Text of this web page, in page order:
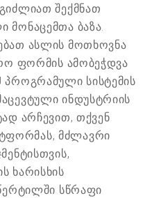
შექმნათ
მონაცემთა ბაზა.
ასლის მოთხოვნა
ფორმის ამობეჭდვა
პროგრამული სისტემის
ინდუსტრიის
არჩევით, თქვენ
მძლავრი
ხარისხის
სწრაფი